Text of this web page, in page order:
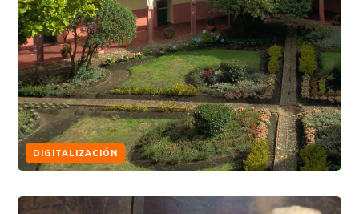
DIGITALIZACIÓN